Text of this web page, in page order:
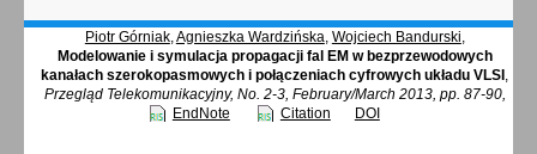
Piotr Górniak,Agnieszka Wardzińska, Wojciech Bandurski,
Modelowanie i symulacja propagacji fal EM w bezprzewodowych
kanałach szerokopasmowych i połączeniach cyfrowych układu VLSI ,
Przegląd Telekomunikacyjny, No. 2-3, February/March 2013, pp. 87-90,
EndNote
Citation DOI